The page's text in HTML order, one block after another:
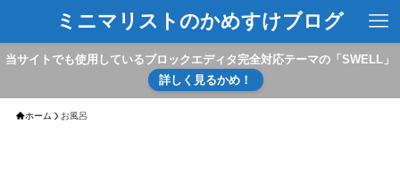
ミニマリストのかめすけブログ
当サイトでも使用しているブロックエディタ完全対応テーマの「SWELL」
詳しく見るかめ！
ホーム お風呂